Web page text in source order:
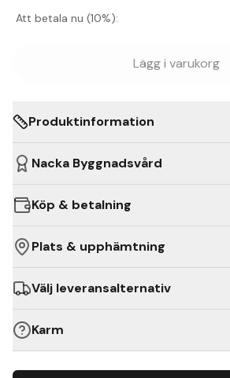
Att betala nu (10%):
Lägg i varukorg
Produktinformation
Nacka Byggnadsvård
Köp & betalning
Plats & upphämtning
Välj leveransalternativ
Karm